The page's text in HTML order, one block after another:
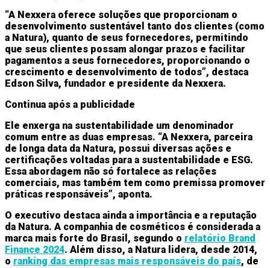
“A Nexxera oferece soluções que proporcionam o
desenvolvimento sustentável tanto dos clientes (como
a Natura), quanto de seus fornecedores, permitindo
que seus clientes possam alongar prazos e facilitar
pagamentos a seus fornecedores, proporcionando o
crescimento e desenvolvimento de todos”, destaca
Edson Silva, fundador e presidente da Nexxera.
Continua após a publicidade
Ele enxerga na sustentabilidade um denominador
comum entre as duas empresas. “A Nexxera, parceira
de longa data da Natura, possui diversas ações e
certificações voltadas para a sustentabilidade e ESG.
Essa abordagem não só fortalece as relações
comerciais, mas também tem como premissa promover
práticas responsáveis”, aponta.
O executivo destaca ainda a importância e a reputação
da Natura. A companhia de cosméticos é considerada a
marca mais forte do Brasil, segundo o relatório Brand
Finance 2024. Além disso, a Natura lidera, desde 2014,
o ranking das empresas mais responsáveis do país, de